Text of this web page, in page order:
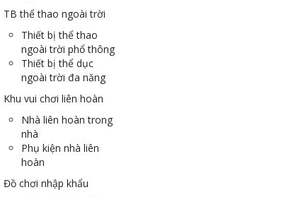
TB thể thao ngoài trời
Thiết bị thể thao
ngoài trời phổ thông
Thiết bị thể dục
ngoài trời đa năng
Khu vui chơi liên hoàn
Nhà liên hoàn trong
nhà
Phụ kiện nhà liên
hoàn
Đồ chơi nhập khẩu